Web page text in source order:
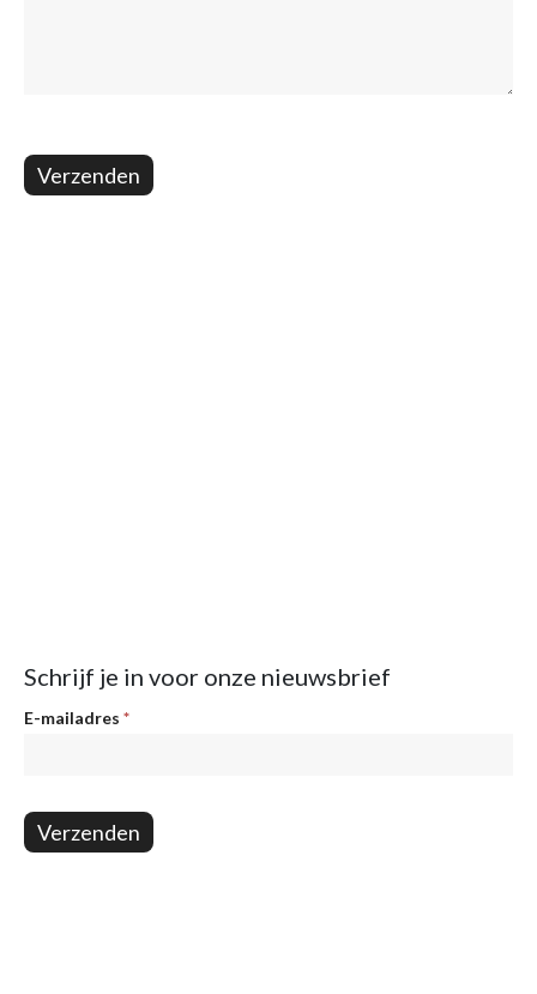
Verzenden
Schrijf je in voor onze nieuwsbrief
Nieuwsbrief
E-mailadres *
Verzenden